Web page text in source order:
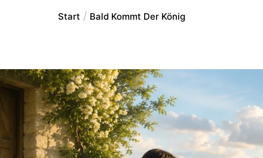
Start Bald Kommt Der König